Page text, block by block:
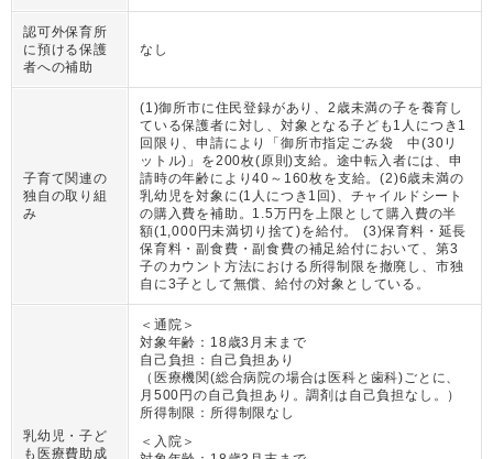
認可外保育所
に預ける保護
者への補助
なし
子育て関連の
独自の取り組
み
(1)御所市に住民登録があり、2歳未満の子を養育し
ている保護者に対し、対象となる子ども1人につき1
回限り、申請により「御所市指定ごみ袋 中(30リ
ットル)」を200枚(原則)支給。途中転入者には、申
請時の年齢により40～160枚を支給。(2)6歳未満の
乳幼児を対象に(1人につき1回)、チャイルドシート
の購入費を補助。1.5万円を上限として購入費の半
額(1,000円未満切り捨て)を給付。 (3)保育料・延長
保育料・副食費・副食費の補足給付において、第3
子のカウント方法における所得制限を撤廃し、市独
自に3子として無償、給付の対象としている。
乳幼児・子ど
も医療費助成
＜通院＞
対象年齢： 18歳3月末まで
自己負担： 自己負担あり
（ 医療機関(総合病院の場合は医科と歯科)ごとに、
月500円の自己負担あり。調剤は自己負担なし。
）
所得制限： 所得制限なし
＜入院＞